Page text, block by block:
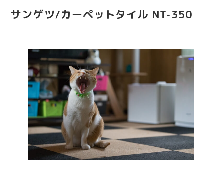
サンゲツ/カーペットタイル NT-350